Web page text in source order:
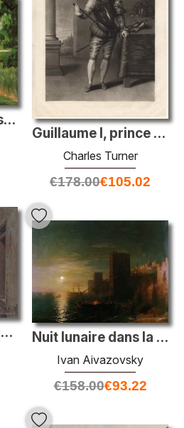
Guillaume I, prince d'Orange
Charles Turner
€178.00€105.02
Voie de châtaignes au Jas de Bouffan
Yard de l'ancien, Heumüller, à Vienne Nuit lunaire dans la Constantinople
Ivan Aivazovsky
€158.00€93.22